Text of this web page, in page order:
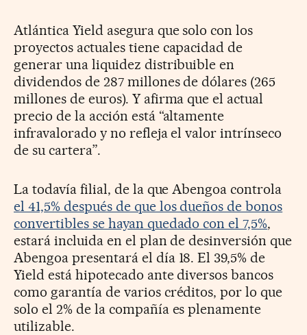
Atlántica Yield asegura que solo con los
proyectos actuales tiene capacidad de
generar una liquidez distribuible en
dividendos de 287 millones de dólares (265
millones de euros). Y afirma que el actual
precio de la acción está “altamente
infravalorado y no refleja el valor intrínseco
de su cartera”.
La todavía filial, de la que Abengoa controla
el 41,5% después de que los dueños de bonos
convertibles se hayan quedado con el 7,5%,
estará incluida en el plan de desinversión que
Abengoa presentará el día 18. El 39,5% de
Yield está hipotecado ante diversos bancos
como garantía de varios créditos, por lo que
solo el 2% de la compañía es plenamente
utilizable.